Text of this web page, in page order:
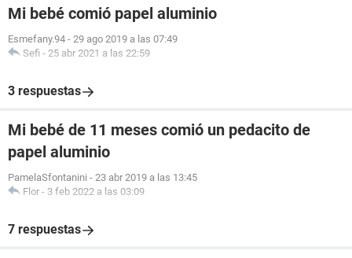
Mi bebé comió papel aluminio
Esmefany.94 - 29 ago 2019 a las 07:49
Sefi - 25 abr 2021 a las 22:59
3 respuestas
Mi bebé de 11 meses comió un pedacito de
papel aluminio
PamelaSfontanini - 23 abr 2019 a las 13:45
Flor - 3 feb 2022 a las 03:09
7 respuestas